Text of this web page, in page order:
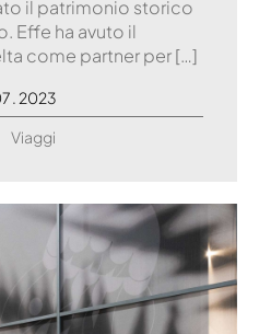
il patrimonio storico
Effe ha avuto il
come partner per […]
. 2023
Viaggi